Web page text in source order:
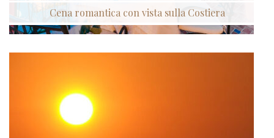
Cena romantica con vista sulla Costiera